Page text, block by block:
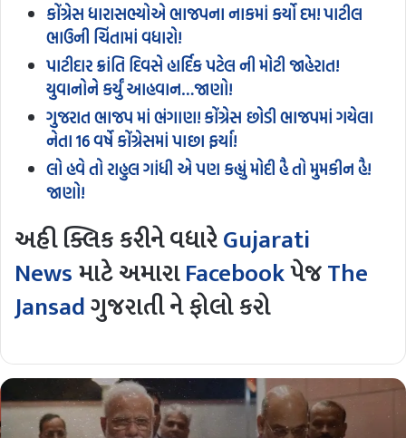
કોંગ્રેસ ધારાસભ્યોએ ભાજપના નાકમાં કર્યો દમ! પાટીલ
ભાઉની ચિંતામાં વધારો!
પાટીદાર ક્રાંતિ દિવસે હાર્દિક પટેલ ની મોટી જાહેરાત!
યુવાનોને કર્યું આહવાન…જાણો!
ગુજરાત ભાજપ માં ભંગાણ! કોંગ્રેસ છોડી ભાજપમાં ગયેલા
નેતા 16 વર્ષે કોંગ્રેસમાં પાછા ફર્યા!
લો હવે તો રાહુલ ગાંધી એ પણ કહ્યું મોદી હૈ તો મુમકીન હૈ!
જાણો!
અહી ક્લિક કરીને વધારેGujarati
Newsમાટે અમારાFacebookપેજThe
Jansadગુજરાતી ને ફોલો કરો